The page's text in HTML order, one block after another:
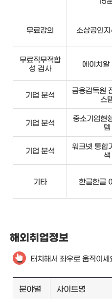
무료강의 소상공인
무료직무적합
성 검사
에이치알
기업 분석
금융감독원
스
기업 분석
중소기업현
템
기업 분석
워크넷 통합
색
기타 한글한글
해외취업정보
터치해서 좌우로 움직이세
분야별 사이트명